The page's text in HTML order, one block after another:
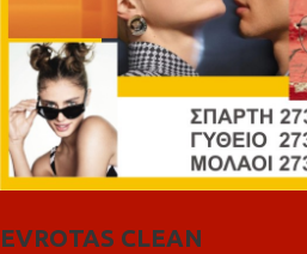
EVROTAS CLEAN